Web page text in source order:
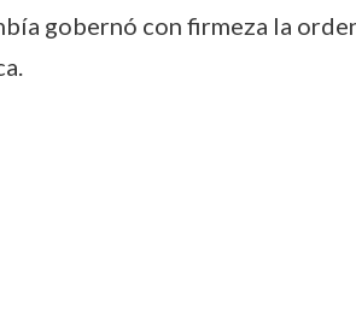
gobernó con firmeza la